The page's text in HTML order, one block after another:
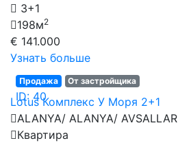
3+1
198м2
€ 141.000
Узнать больше
Продажа От застройщика
ID: 40
Lotus Комплекс У Моря 2+1
ALANYA/ ALANYA/ AVSALLAR
Квартира